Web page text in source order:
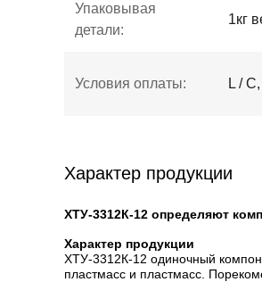
Упаковывая
детали:
1кг
Условия оплаты: L /
Характер продукции
ХТУ-3312К-12 определяют
Характер продукции
ХТУ-3312К-12 одиночный
пластмасс и пластмасс.